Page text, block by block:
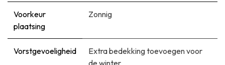
Voorkeur
plaatsing
Zonnig
Vorstgevoeligheid
Extra bedekking toevoegen voor
de winter